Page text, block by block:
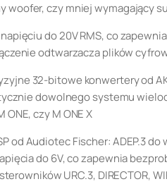
woofer, czy mniej wymagający
do 20V RMS, co
odtwarzacza plików
32-bitowe konwertery od
dowolnego systemu
ONE, czy M ONE X
od Audiotec Fischer: ADEP.3
do 6V, co zapewnia
URC.3, DIRECTOR,